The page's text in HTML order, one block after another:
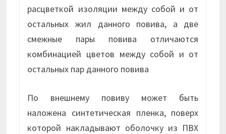
расцветкой изоляции между собой и от
остальных жил данного повива, а две
смежные пары повива отличаются
комбинацией цветов между собой и от
остальных пар данного повива
По внешнему повиву может быть
наложена синтетическая пленка, поверх
которой накладывают оболочку из ПВХ